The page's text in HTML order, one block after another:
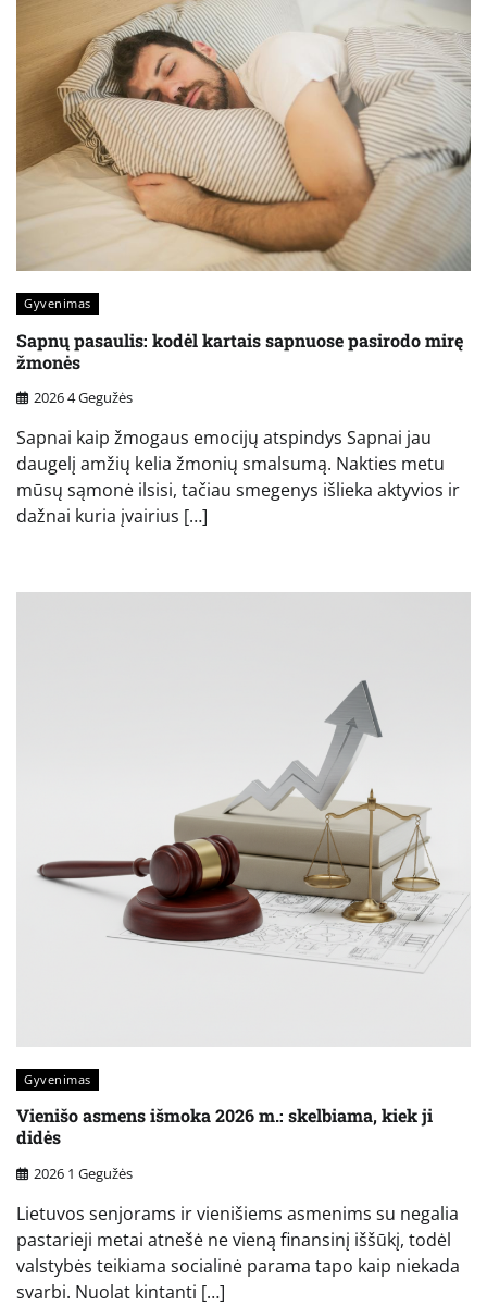
Gyvenimas
Sapnų pasaulis: kodėl kartais sapnuose pasirodo mirę
žmonės
2026 4 Gegužės
Sapnai kaip žmogaus emocijų atspindys Sapnai jau
daugelį amžių kelia žmonių smalsumą. Nakties metu
mūsų sąmonė ilsisi, tačiau smegenys išlieka aktyvios ir
dažnai kuria įvairius […]
Gyvenimas
Vienišo asmens išmoka 2026 m.: skelbiama, kiek ji
didės
2026 1 Gegužės
Lietuvos senjorams ir vienišiems asmenims su negalia
pastarieji metai atnešė ne vieną finansinį iššūkį, todėl
valstybės teikiama socialinė parama tapo kaip niekada
svarbi. Nuolat kintanti […]